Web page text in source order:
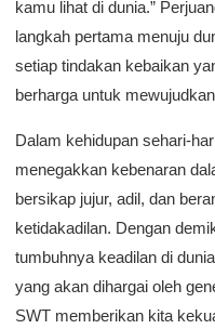
kamu lihat di dunia.”
langkah pertama menuju
setiap tindakan kebaikan
berharga untuk
Dalam kehidupan sehari-
menegakkan kebenaran
bersikap jujur, adil, dan
ketidakadilan. Dengan
tumbuhnya keadilan di
yang akan dihargai oleh
SWT memberikan kita